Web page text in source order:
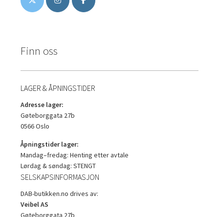
Finn oss
LAGER & ÅPNINGSTIDER
Adresse lager:
Gøteborggata 27b
0566 Oslo
Åpningstider lager:
Mandag–fredag: Henting etter avtale
Lørdag & søndag: STENGT
SELSKAPSINFORMASJON
DAB-butikken.no drives av:
Veibel AS
Gøteborggata 27b